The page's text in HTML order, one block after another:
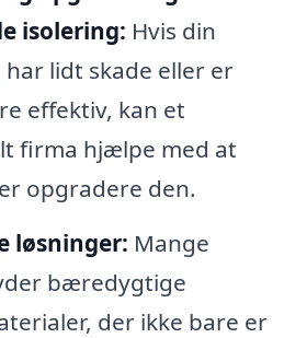
isolering: Hvis din
lidt skade eller er
effektiv, kan et
firma hjælpe med at
opgradere den.
løsninger: Mange
bæredygtige
der ikke bare er